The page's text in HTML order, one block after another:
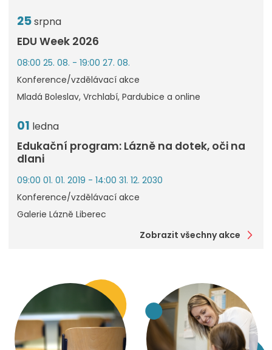
25srpna
EDU Week 2026
08:00 25. 08. - 19:00 27. 08.
Konference/vzdělávací akce
Mladá Boleslav, Vrchlabí, Pardubice a online
01 ledna
Edukační program: Lázně na dotek, oči na
dlani
09:00 01. 01. 2019 - 14:00 31. 12. 2030
Konference/vzdělávací akce
Galerie Lázně Liberec
Zobrazit všechny akce